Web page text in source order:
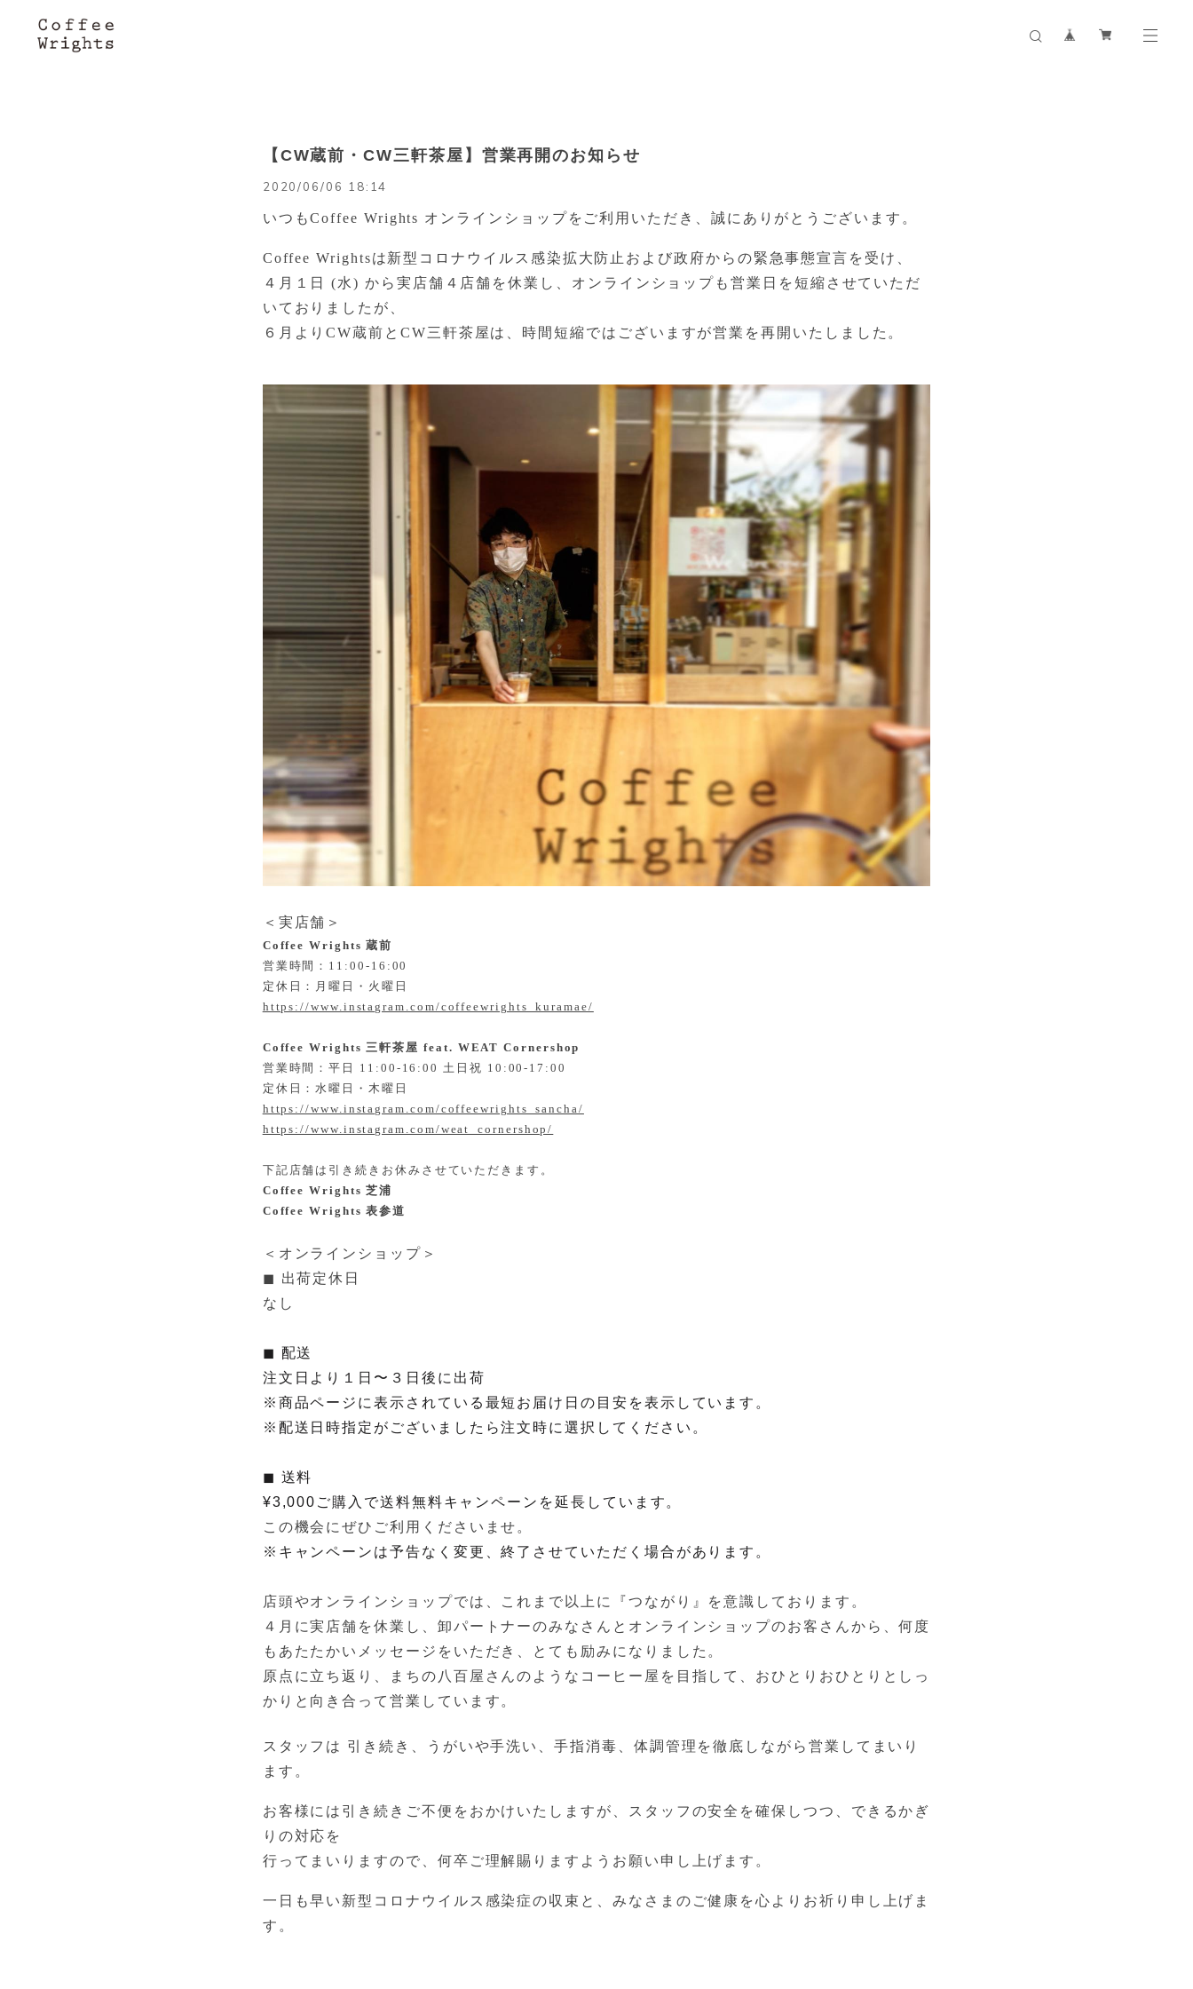
【CW蔵前・CW三軒茶屋】営業再開のお知らせ
2020/06/06 18:14
いつもCoffee Wrights オンラインショップをご利用いただき、誠にありがとうございます。
Coffee Wrightsは新型コロナウイルス感染拡大防止および政府からの緊急事態宣言を受け、
４月１日 (水) から実店舗４店舗を休業し、オンラインショップも営業日を短縮させていただ
いておりましたが、
６月よりCW蔵前とCW三軒茶屋は、時間短縮ではございますが営業を再開いたしました。
＜実店舗＞
Coffee Wrights 蔵前
営業時間：11:00-16:00
定休日：月曜日・火曜日
https://www.instagram.com/coffeewrights_kuramae/
Coffee Wrights 三軒茶屋 feat. WEAT Cornershop
営業時間：平日 11:00-16:00 土日祝 10:00-17:00
定休日：水曜日・木曜日
https://www.instagram.com/coffeewrights_sancha/
https://www.instagram.com/weat_cornershop/
下記店舗は引き続きお休みさせていただきます。
Coffee Wrights 芝浦
Coffee Wrights 表参道
＜オンラインショップ＞
◼︎ 出荷定休日
なし
◼︎ 配送
注文日より１日〜３日後に出荷
※商品ページに表示されている最短お届け日の目安を表示しています。
◼︎ 送料
※キャンペーンは予告なく変更、終了させていただく場合があります。
４月に実店舗を休業し、卸パートナーのみなさんとオンラインショップのお客さんから、何度
もあたたかいメッセージをいただき、とても励みになりました。
原点に立ち返り、まちの八百屋さんのようなコーヒー屋を目指して、おひとりおひとりとしっ
かりと向き合って営業しています 。
スタッフは 引き続き、 うがいや手洗い、手指消毒、体調管理を徹底しながら 営業してまいり
ます。
お客様には引き続きご不便をおかけいたしますが、スタッフの安全を確保しつつ、できるかぎ
りの対応を
行ってまいりますので、何卒ご理解賜りますようお願い申し上げます。
一日も早い新型コロナウイルス感染症の収束と、みなさまのご健康を心よりお祈り申し上げま
す。